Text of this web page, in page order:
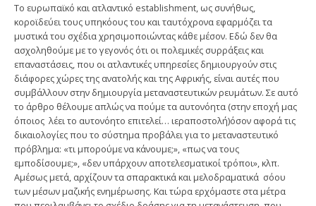
Το ευρωπαϊκό και ατλαντικό establishment, ως συνήθως,
κοροϊδεύει τους υπηκόους του και ταυτόχρονα εφαρμόζει τα
μυστικά του σχέδια χρησιμοποιώντας κάθε μέσον. Εδώ δεν θα
ασχοληθούμε με το γεγονός ότι οι πολεμικές συρράξεις και
επαναστάσεις, που οι ατλαντικές υπηρεσίες δημιουργούν στις
διάφορες χώρες της ανατολής και της Αφρικής, είναι αυτές που
συμβάλλουν στην δημιουργία μεταναστευτικών ρευμάτων. Σε αυτό
το άρθρο θέλουμε απλώς να πούμε τα αυτονόητα (στην εποχή μας
όποιος λέει το αυτονόητο επιτελεί… ιεραποστολή)όσον αφορά τις
δικαιολογίες που το σύστημα προβάλει για το μεταναστευτικό
πρόβλημα: «τι μπορούμε να κάνουμε;», «πως να τους
εμποδίσουμε;», «δεν υπάρχουν αποτελεσματικοί τρόποι», κλπ.
Αμέσως μετά, αρχίζουν τα σπαρακτικά και μελοδραματικά σόου
των μέσων μαζικής ενημέρωσης. Και τώρα ερχόμαστε στα μέτρα